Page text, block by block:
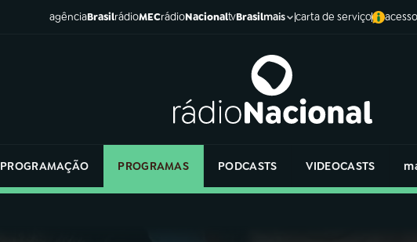
agênciaBrasilrádioMECrádioNacionaltvBrasilmais carta de serviço
PROGRAMAÇÃO PROGRAMAS PODCASTS VIDEOCASTS